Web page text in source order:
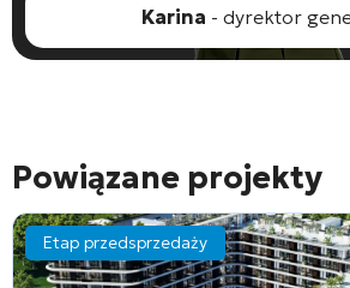
Karina - dyrektor
Powiązane projekty
Etap przedsprzedaży